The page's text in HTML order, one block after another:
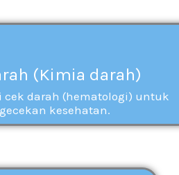
(Kimia darah)
cek darah (hematologi) untuk
kesehatan.